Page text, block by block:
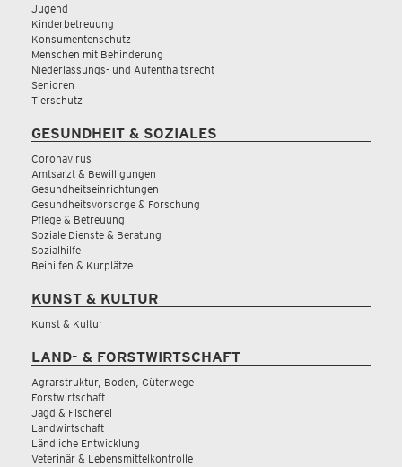
Jugend
Kinderbetreuung
Konsumentenschutz
Menschen mit Behinderung
Niederlassungs- und Aufenthaltsrecht
Senioren
Tierschutz
GESUNDHEIT & SOZIALES
Coronavirus
Amtsarzt & Bewilligungen
Gesundheitseinrichtungen
Gesundheitsvorsorge & Forschung
Pflege & Betreuung
Soziale Dienste & Beratung
Sozialhilfe
Beihilfen & Kurplätze
KUNST & KULTUR
Kunst & Kultur
LAND- & FORSTWIRTSCHAFT
Agrarstruktur, Boden, Güterwege
Forstwirtschaft
Jagd & Fischerei
Landwirtschaft
Ländliche Entwicklung
Veterinär & Lebensmittelkontrolle